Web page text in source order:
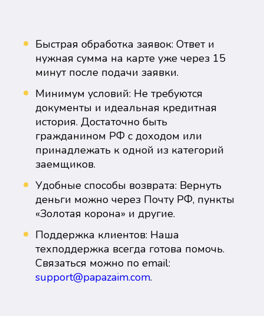
Быстрая обработка заявок: Ответ и
нужная сумма на карте уже через 15
минут после подачи заявки.
Минимум условий: Не требуются
документы и идеальная кредитная
история. Достаточно быть
гражданином РФ с доходом или
принадлежать к одной из категорий
заемщиков.
Удобные способы возврата: Вернуть
деньги можно через Почту РФ, пункты
«Золотая корона» и другие.
Поддержка клиентов: Наша
техподдержка всегда готова помочь.
Связаться можно по email:
support@papazaim.com.